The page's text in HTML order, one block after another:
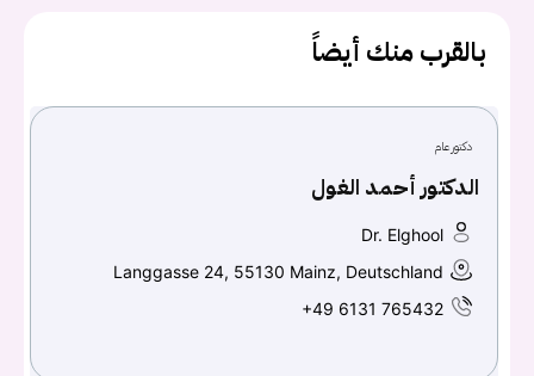
يجب عليك تسجيل الدخول حتى يمكنك طرح سؤال.
تسجيل الدخول
كلمه السرهل نسيت كلمة السر؟
بالقرب منك أيضاً
دكتور عام
الدكتور أحمد الغول
Dr. Elghool
Langgasse 24, 55130 Mainz, Deutschland
+49 6131 765432